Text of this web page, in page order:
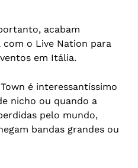
acabam
o Live Nation para
em Itália.
é interessantíssimo
nicho ou quando a
pelo mundo,
bandas grandes ou